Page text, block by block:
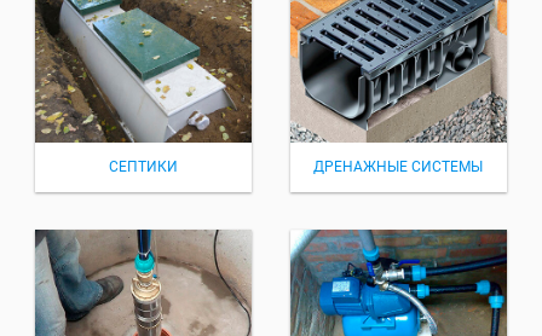
СЕПТИКИ ДРЕНАЖНЫЕ СИСТЕМЫ